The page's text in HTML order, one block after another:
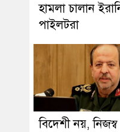
হামলা চালান
পাইলটরা
বিদেশী নয়, নিজস্ব